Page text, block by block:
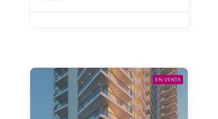
EN VENTA